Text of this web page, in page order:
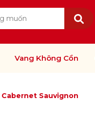
Vang Không Cồn
Sauvignon